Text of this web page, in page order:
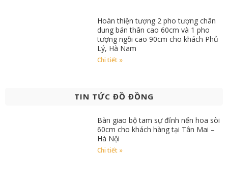
Hoàn thiện tượng 2 pho tượng chân
dung bán thân cao 60cm và 1 pho
tượng ngồi cao 90cm cho khách Phủ
Lý, Hà Nam
Chi tiết »
TIN TỨC ĐỒ ĐỒNG
Bàn giao bộ tam sự đỉnh nến hoa sòi
60cm cho khách hàng tại Tân Mai –
Hà Nội
Chi tiết »